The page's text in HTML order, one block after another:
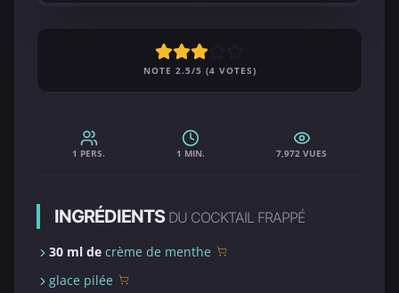
NOTE 2.5/5 (4 VOTES)
1 PERS. 1 MIN. 7,972 VUES
INGRÉDIENTS DU COCKTAIL FRAPPÉ
30 ml de crème de menthe
glace pilée